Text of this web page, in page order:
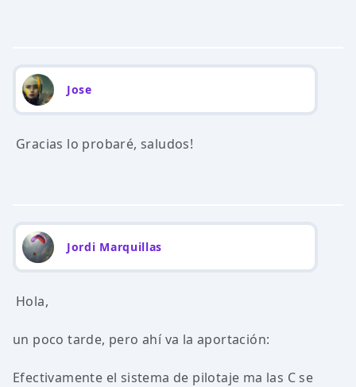
Jose
Gracias lo probaré, saludos!
Jordi Marquillas
Hola,
un poco tarde, pero ahí va la aportación:
Efectivamente el sistema de pilotaje ma las C se